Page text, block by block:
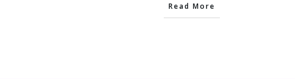
Read More